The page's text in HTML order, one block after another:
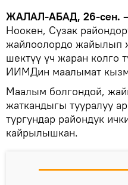
ЖАЛАЛ-АБАД, 26-сен.
Ноокен, Сузак
жайлоолордо жайылып
шектүү үч жаран колго
ИИМДин маалымат
Маалым болгондой,
жаткандыгы тууралуу
тургундар райондук
кайрылышкан.